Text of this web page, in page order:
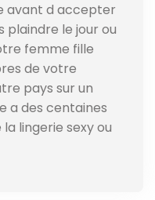
avant d accepter
plaindre le jour ou
femme fille
de votre
pays sur un
a des centaines
lingerie sexy ou